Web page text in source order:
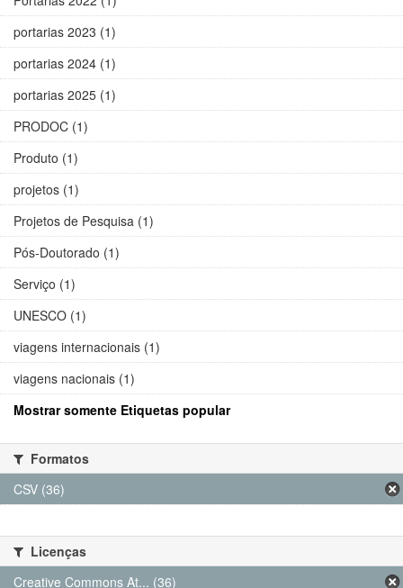
portarias 2023 (1)
portarias 2024 (1)
portarias 2025 (1)
PRODOC (1)
Produto (1)
projetos (1)
Projetos de Pesquisa (1)
Pós-Doutorado (1)
Serviço (1)
UNESCO (1)
viagens internacionais (1)
viagens nacionais (1)
Mostrar somente Etiquetas popular
Formatos
CSV (36)
Licenças
Creative Commons At... (36)